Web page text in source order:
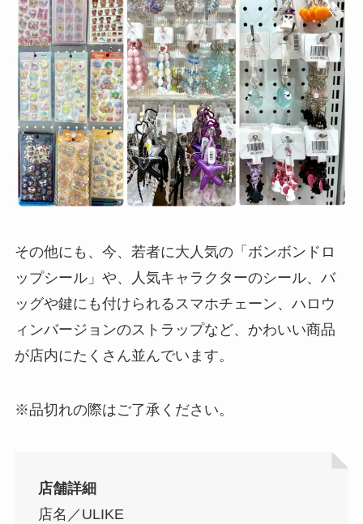
その他にも、今、若者に大人気の「ボンボンドロ
ップシール」や、人気キャラクターのシール、バ
ッグや鍵にも付けられるスマホチェーン、ハロウ
ィンバージョンのストラップなど、かわいい商品
が店内にたくさん並んでいます。
※品切れの際はご了承ください。
店舗詳細
店名／ULIKE